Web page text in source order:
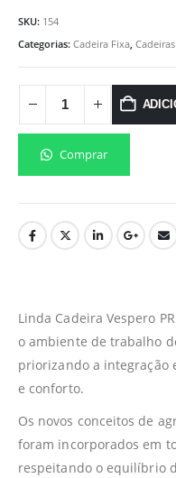
SKU: 154
Categorias: Cadeira Fixa,
Comprar
Linda Cadeira Vespero
o ambiente de trabalho
priorizando a integração
e conforto.
Os novos conceitos de
foram incorporados em
respeitando o equilíbrio